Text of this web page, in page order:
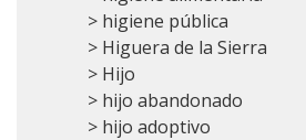
> higiene pública
> Higuera de la Sierra
> Hijo
> hijo abandonado
> hijo adoptivo